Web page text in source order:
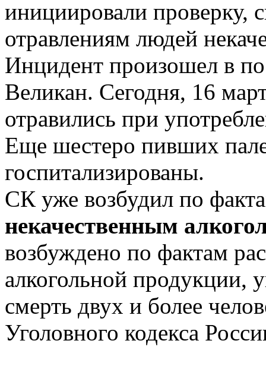
инициировали проверку,
отравлениям людей
Инцидент произошел в
Великан. Сегодня, 16
отравились при
Еще шестеро пивших
госпитализированы.
СК уже возбудил по
некачественным
возбуждено по фактам
алкогольной продукции,
смерть двух и более
Уголовного кодекса